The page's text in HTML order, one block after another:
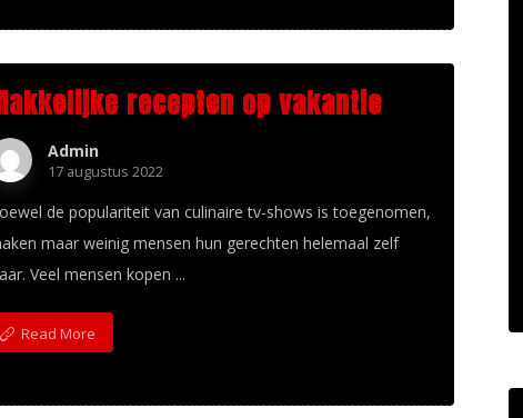
recepten op vakantie
Admin
17 augustus 2022
de populariteit van culinaire tv-shows is toegenomen,
maar weinig mensen hun gerechten helemaal zelf
Veel mensen kopen ...
Read More